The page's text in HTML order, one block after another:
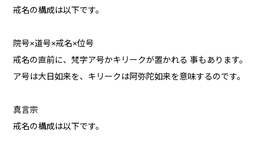
戒名の構成は以下です。
院号×道号×戒名×位号
戒名の直前に、梵字ア号かキリークが置かれる 事もあります。
ア号は大日如来を、キリークは阿弥陀如来を意味するのです。
真言宗
戒名の構成は以下です。